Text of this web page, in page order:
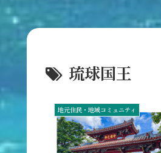
琉球国王
地元住民・地域コミュニティ